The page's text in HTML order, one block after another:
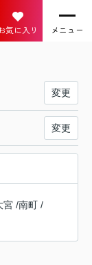
気に入り メニュー
変更
変更
宮 /南町 /